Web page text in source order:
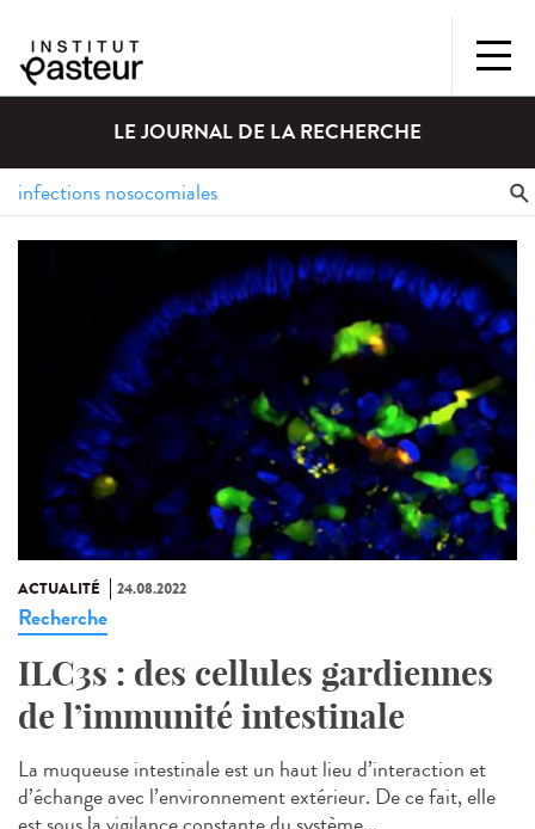
LE JOURNAL DE LA RECHERCHE
ACTUALITÉ 24.08.2022
Recherche
ILC3s : des cellules gardiennes
de l’immunité intestinale
La muqueuse intestinale est un haut lieu d’interaction et
d’échange avec l’environnement extérieur. De ce fait, elle